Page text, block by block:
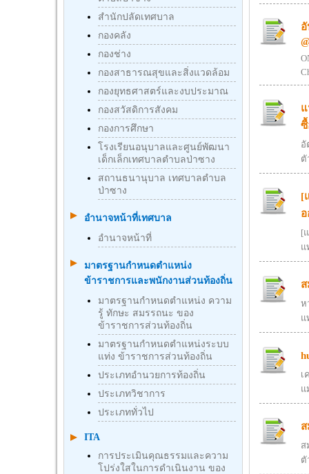
สำนักปลัดเทศบาล
กองคลัง
กองช่าง
กองสาธารณสุขและสิ่งแวดล้อม
กองยุทธศาสตร์และงบประมาณ
กองสวัสดิการสังคม
กองการศึกษา
โรงเรียนอนุบาลและศูนย์พัฒนา
เด็กเล็กเทศบาลตำบลป่าซาง
สถานธนานุบาล เทศบาลตำบล
ป่าซาง
อำนาจหน้าที่เทศบาล
อำนาจหน้าที่
มาตรฐานกําหนดตําแหน่ง
ข้าราชการและพนักงานส่วนท้องถิ่น
มาตรฐานกำหนดตำแหน่ง ความ
รู้ ทักษะ สมรรถนะ ของ
ข้าราชการส่วนท้องถิ่น
มาตรฐานกำหนดตำแหน่งระบบ
แท่ง ข้าราชการส่วนท้องถิ่น
ประเภทอำนวยการท้องถิ่น
ประเภทวิชาการ
ประเภททั่วไป
ITA
การประเมินคุณธรรมและความ
โปร่งใสในการดำเนินงาน ของ
ซื้
อั
ตั
[
[
แ
ห
แ
เ
แ
ส
ตั